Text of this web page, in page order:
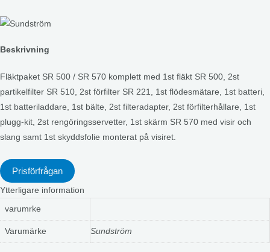
Beskrivning
Fläktpaket SR 500 / SR 570 komplett med 1st fläkt SR 500, 2st
partikelfilter SR 510, 2st förfilter SR 221, 1st flödesmätare, 1st batteri,
1st batteriladdare, 1st bälte, 2st filteradapter, 2st förfilterhållare, 1st
plugg-kit, 2st rengöringsservetter, 1st skärm SR 570 med visir och
slang samt 1st skyddsfolie monterat på visiret.
Prisförfrågan
Ytterligare information
varumrke
Varumärke Sundström